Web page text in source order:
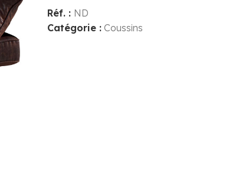
Réf. : ND
Catégorie : Coussins